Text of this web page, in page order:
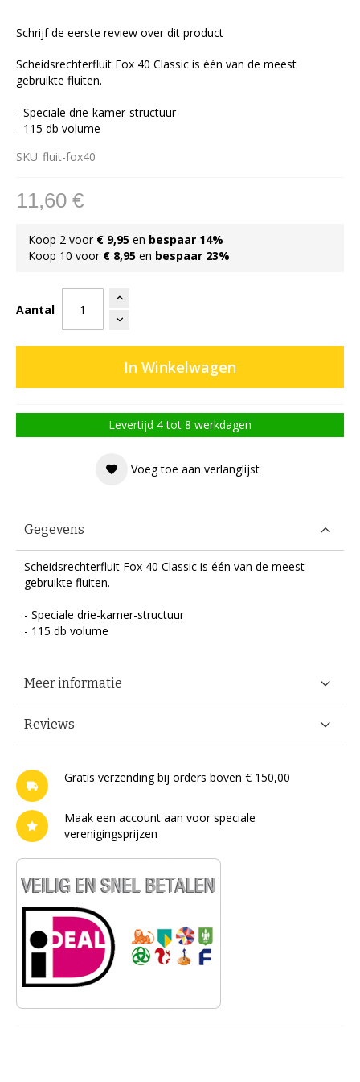
gallerij
Schrijf de eerste review over dit product
Scheidsrechterfluit Fox 40 Classic is één van de meest
gebruikte fluiten.
- Speciale drie-kamer-structuur
- 115 db volume
SKU fluit-fox40
11,60 €
Koop 2 voor € 9,95 en bespaar 14%
Koop 10 voor € 8,95 en bespaar 23%
Aantal
In Winkelwagen
Levertijd 4 tot 8 werkdagen
Voeg toe aan verlanglijst
Gratis verzending bij orders boven € 150,00
Maak een account aan voor speciale
verenigingsprijzen
Gegevens
Scheidsrechterfluit Fox 40 Classic is één van de meest
gebruikte fluiten.
- Speciale drie-kamer-structuur
- 115 db volume
Meer informatie
Reviews